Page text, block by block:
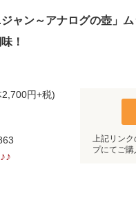
ャン～アナログの壺」ム
！
2,700円+税)
♪♪
上記リンク
プにてご購